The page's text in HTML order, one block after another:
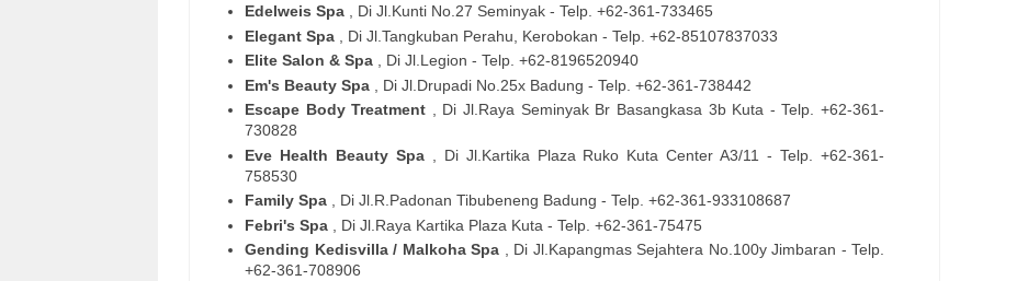
Edelweis Spa
, Di Jl.Kunti No.27 Seminyak - Telp. +62-361-733465
Elegant Spa
, Di Jl.Tangkuban Perahu, Kerobokan - Telp. +62-85107837033
Elite Salon & Spa
, Di Jl.Legion - Telp. +62-8196520940
Em's Beauty Spa
, Di Jl.Drupadi No.25x Badung - Telp. +62-361-738442
Escape Body Treatment
, Di Jl.Raya Seminyak Br Basangkasa 3b Kuta - Telp. +62-361-
730828
Eve Health Beauty Spa
, Di Jl.Kartika Plaza Ruko Kuta Center A3/11 - Telp. +62-361-
758530
Family Spa
, Di Jl.R.Padonan Tibubeneng Badung - Telp. +62-361-933108687
Febri's Spa
, Di Jl.Raya Kartika Plaza Kuta - Telp. +62-361-75475
Gending Kedisvilla / Malkoha Spa
, Di Jl.Kapangmas Sejahtera No.100y Jimbaran - Telp.
+62-361-708906